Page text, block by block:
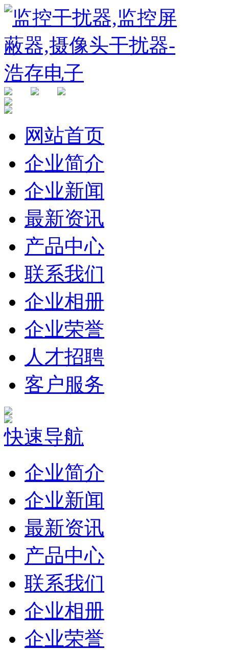
网站首页
企业简介
企业新闻
最新资讯
产品中心
联系我们
企业相册
企业荣誉
人才招聘
客户服务
快速导航
企业简介
企业新闻
最新资讯
产品中心
联系我们
企业相册
企业荣誉